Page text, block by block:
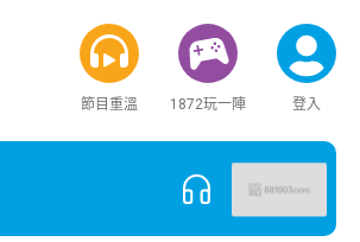
節目重溫 1872玩一陣 登入